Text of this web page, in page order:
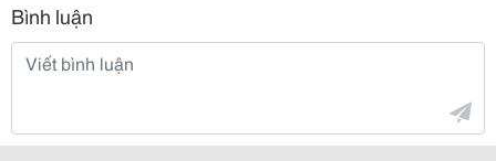
Bình luận